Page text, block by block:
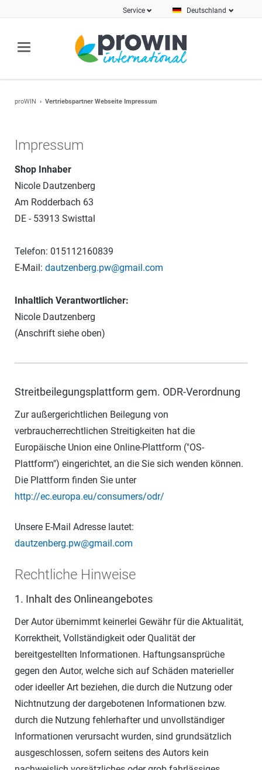
Deutschland
Service
proWIN Vertriebspartner Webseite Impressum
Impressum
Shop Inhaber
Nicole Dautzenberg
Am Rodderbach 63
DE - 53913 Swisttal
Telefon: 015112160839
E-Mail: dautzenberg.pw@gmail.com
Inhaltlich Verantwortlicher:
Nicole Dautzenberg
(Anschrift siehe oben)
Streitbeilegungsplattform gem. ODR-Verordnung
Zur außergerichtlichen Beilegung von
verbraucherrechtlichen Streitigkeiten hat die
Europäische Union eine Online-Plattform ("OS-
Plattform") eingerichtet, an die Sie sich wenden können.
Die Plattform finden Sie unter
http://ec.europa.eu/consumers/odr/
Unsere E-Mail Adresse lautet:
dautzenberg.pw@gmail.com
Rechtliche Hinweise
1. Inhalt des Onlineangebotes
Der Autor übernimmt keinerlei Gewähr für die Aktualität,
Korrektheit, Vollständigkeit oder Qualität der
bereitgestellten Informationen. Haftungsansprüche
gegen den Autor, welche sich auf Schäden materieller
oder ideeller Art beziehen, die durch die Nutzung oder
Nichtnutzung der dargebotenen Informationen bzw.
durch die Nutzung fehlerhafter und unvollständiger
Informationen verursacht wurden, sind grundsätzlich
ausgeschlossen, sofern seitens des Autors kein